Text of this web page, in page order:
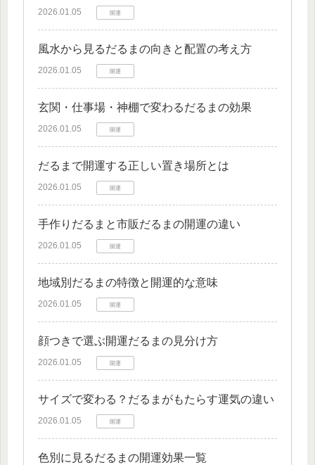
2026.01.05 開運
風水から見るだるまの向きと配置の考え方
2026.01.05 開運
玄関・仕事場・神棚で変わるだるまの効果
2026.01.05 開運
だるまで開運する正しい置き場所とは
2026.01.05 開運
手作りだるまと市販だるまの開運の違い
2026.01.05 開運
地域別だるまの特徴と開運的な意味
2026.01.05 開運
顔つきで選ぶ開運だるまの見分け方
2026.01.05 開運
サイズで変わる？だるまがもたらす運気の違い
2026.01.05 開運
色別に見るだるまの開運効果一覧